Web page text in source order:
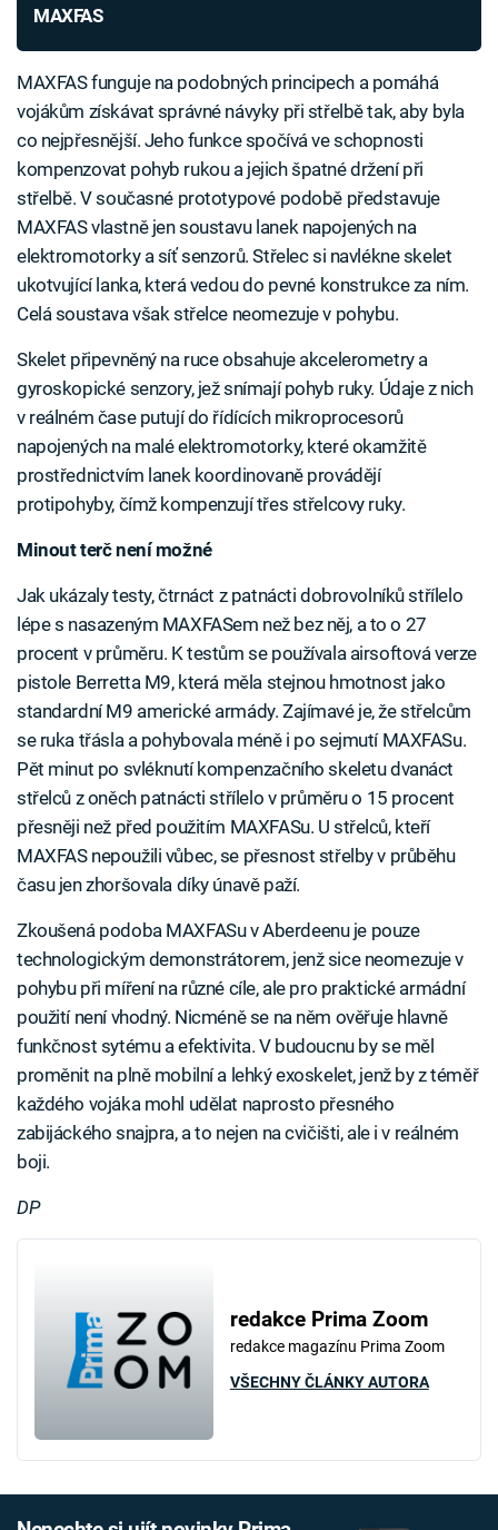
MAXFAS
MAXFAS funguje na podobných principech a pomáhá
vojákům získávat správné návyky při střelbě tak, aby byla
co nejpřesnější. Jeho funkce spočívá ve schopnosti
kompenzovat pohyb rukou a jejich špatné držení při
střelbě. V současné prototypové podobě představuje
MAXFAS vlastně jen soustavu lanek napojených na
elektromotorky a síť senzorů. Střelec si navlékne skelet
ukotvující lanka, která vedou do pevné konstrukce za ním.
Celá soustava však střelce neomezuje v pohybu.
Skelet připevněný na ruce obsahuje akcelerometry a
gyroskopické senzory, jež snímají pohyb ruky. Údaje z nich
v reálném čase putují do řídících mikroprocesorů
napojených na malé elektromotorky, které okamžitě
prostřednictvím lanek koordinovaně provádějí
protipohyby, čímž kompenzují třes střelcovy ruky.
Minout terč není možné
Jak ukázaly testy, čtrnáct z patnácti dobrovolníků střílelo
lépe s nasazeným MAXFASem než bez něj, a to o 27
procent v průměru. K testům se používala airsoftová verze
pistole Berretta M9, která měla stejnou hmotnost jako
standardní M9 americké armády. Zajímavé je, že střelcům
se ruka třásla a pohybovala méně i po sejmutí MAXFASu.
Pět minut po svléknutí kompenzačního skeletu dvanáct
střelců z oněch patnácti střílelo v průměru o 15 procent
přesněji než před použitím MAXFASu. U střelců, kteří
MAXFAS nepoužili vůbec, se přesnost střelby v průběhu
času jen zhoršovala díky únavě paží.
Zkoušená podoba MAXFASu v Aberdeenu je pouze
technologickým demonstrátorem, jenž sice neomezuje v
pohybu při míření na různé cíle, ale pro praktické armádní
použití není vhodný. Nicméně se na něm ověřuje hlavně
funkčnost sytému a efektivita. V budoucnu by se měl
proměnit na plně mobilní a lehký exoskelet, jenž by z téměř
každého vojáka mohl udělat naprosto přesného
zabijáckého snajpra, a to nejen na cvičišti, ale i v reálném
boji.
DP
redakce Prima Zoom
redakce magazínu Prima Zoom
VŠECHNY ČLÁNKY AUTORA